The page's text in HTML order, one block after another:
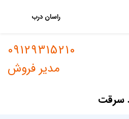
راسان درب
سرقت
09129315210
مدیر فروش